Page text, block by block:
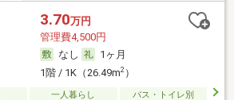
3.70万円
管理費4,500円
なし
1ヶ月
1階 / 1K（26.49m2）
一人暮らし
バス・トイレ別